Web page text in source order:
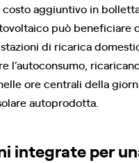
costo aggiuntivo in
può beneficiare
di ricarica
l’autoconsumo,
ore centrali della
autoprodotta.
integrate per